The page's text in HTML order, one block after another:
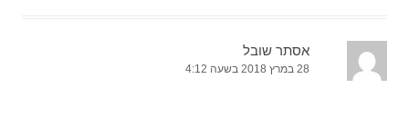
אסתר שובל
28 במרץ 2018 בשעה 4:12